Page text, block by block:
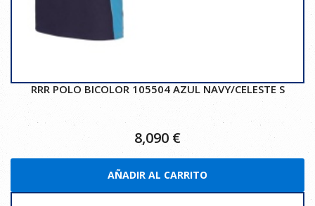
RRR POLO BICOLOR 105504 AZUL NAVY/CELESTE S
8,090 €
AÑADIR AL CARRITO